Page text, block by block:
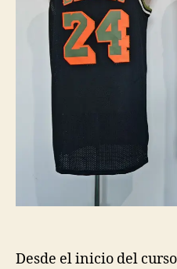
Desde el inicio del